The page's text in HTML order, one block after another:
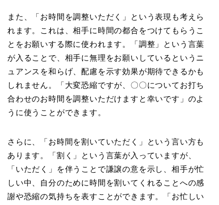
また、「お時間を調整いただく」という表現も考えら
れます。これは、相手に時間の都合をつけてもらうこ
とをお願いする際に使われます。「調整」という言葉
が入ることで、相手に無理をお願いしているというニ
ュアンスを和らげ、配慮を示す効果が期待できるかも
しれません。「大変恐縮ですが、〇〇についてお打ち
合わせのお時間を調整いただけますと幸いです」のよ
うに使うことができます。
さらに、「お時間を割いていただく」という言い方も
あります。「割く」という言葉が入っていますが、
「いただく」を伴うことで謙譲の意を示し、相手が忙
しい中、自分のために時間を割いてくれることへの感
謝や恐縮の気持ちを表すことができます。「お忙しい